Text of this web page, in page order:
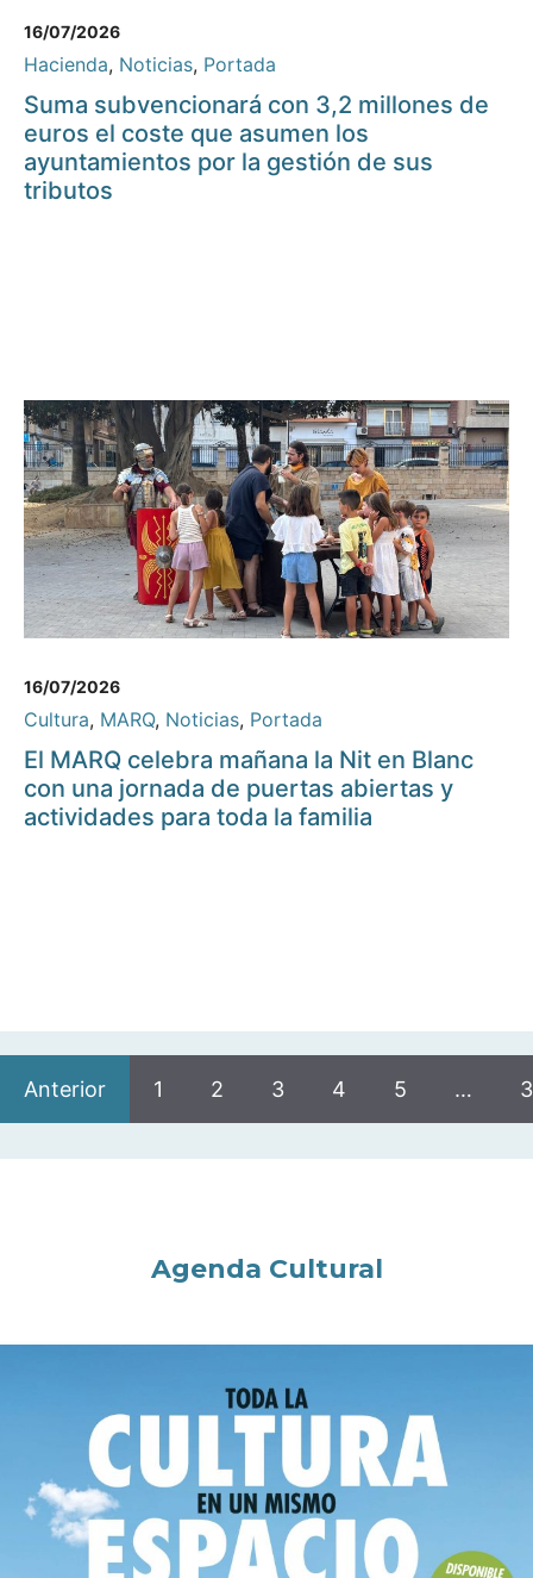
16/07/2026
Hacienda, Noticias, Portada
Suma subvencionará con 3,2 millones de
euros el coste que asumen los
ayuntamientos por la gestión de sus
tributos
16/07/2026
Cultura, MARQ, Noticias, Portada
El MARQ celebra mañana la Nit en Blanc
con una jornada de puertas abiertas y
actividades para toda la familia
Anterior 1 2 3 4 5 …
Agenda Cultural